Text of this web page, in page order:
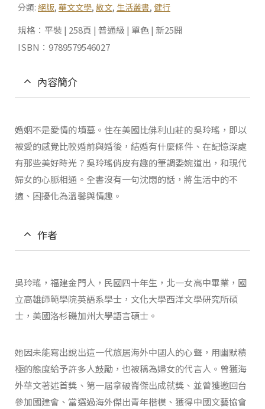
分類: 絕版, 華文文學, 散文, 生活叢書, 健行
規格：平裝 | 258頁 | 普通級 | 單色 | 新25開
ISBN：9789579546027
內容簡介
婚姻不是愛情的墳墓。住在美國比佛利山莊的吳玲瑤，即以
被愛的感覺比較婚前與婚後，結婚有什麼條件、在記憶深處
有那些美好時光？吳玲瑤俏皮有趣的筆調委婉道出，和現代
婦女的心脈相通。全書沒有一句沈悶的話，將生活中的不
適、困擾化為溫馨與情趣。
作者
吳玲瑤，福建金門人，民國四十年生，北一女高中畢業，國
立高雄師範學院英語系學士，文化大學西洋文學研究所碩
士，美國洛杉磯加州大學語言碩士。
她因未能寫出說出這一代旅居海外中國人的心聲，用幽默積
極的態度給予許多人鼓勵，也被稱為婦女的代言人。曾獲海
外華文著述首獎、第一屆拿破崙傑出成就獎、並曾獲邀回台
參加國建會、當選過海外傑出青年楷模、獲得中國文藝協會